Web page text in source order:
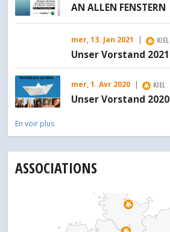
AN ALLEN FENSTERN
mer, 13. Jan 2021 | KIEL
Unser Vorstand 2021
mer, 1. Avr 2020 | KIEL
Unser Vorstand 2020
En voir plus
ASSOCIATIONS